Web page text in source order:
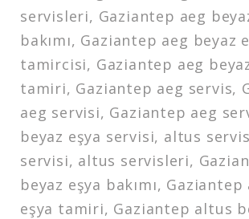
servisleri, Gaziantep aeg
bakımı, Gaziantep aeg beyaz
tamircisi, Gaziantep aeg
tamiri, Gaziantep aeg servis,
aeg servisi, Gaziantep aeg
beyaz eşya servisi, altus
servisi, altus servisleri,
beyaz eşya bakımı,
eşya tamiri, Gaziantep altus